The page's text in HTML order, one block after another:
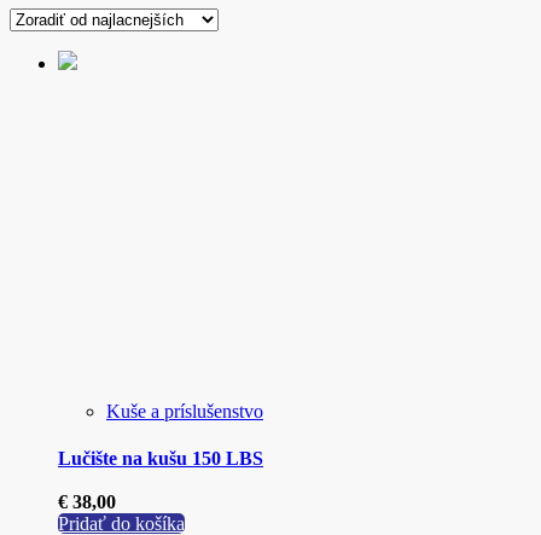
Kuše a príslušenstvo
Lučište na kušu 150 LBS
€ 38,00
Pridať do košíka